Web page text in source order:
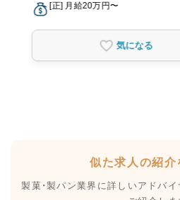
[正] 月給20万円〜
気になる
似た求人の紹介
製菓・製パン業界に詳しいアドバイ